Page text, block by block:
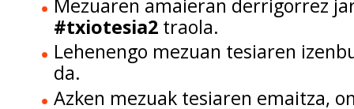
Mezuaren amaieran derrigorrez
#txiotesia2 traola.
Lehenengo mezuan tesiaren
da.
Azken mezuak tesiaren emaitza,